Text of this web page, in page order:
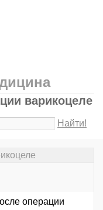
варикоцеле
Найти!
операции